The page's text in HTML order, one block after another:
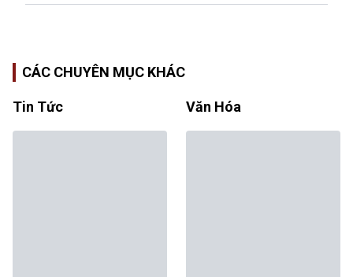
CÁC CHUYÊN MỤC KHÁC
Tin Tức Văn Hóa